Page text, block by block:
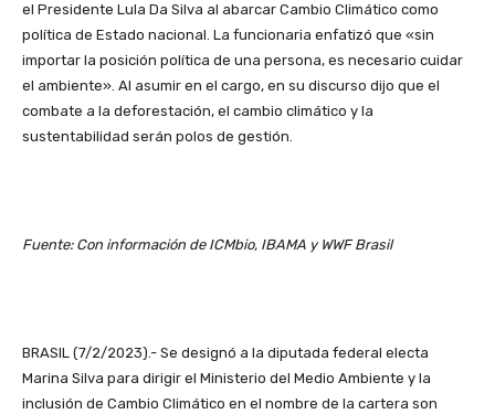
el Presidente Lula Da Silva al abarcar Cambio Climático como
política de Estado nacional. La funcionaria enfatizó que «sin
importar la posición política de una persona, es necesario cuidar
el ambiente». Al asumir en el cargo, en su discurso dijo que el
combate a la deforestación, el cambio climático y la
sustentabilidad serán polos de gestión.
Fuente: Con información de ICMbio, IBAMA y WWF Brasil
BRASIL (7/2/2023).- Se designó a la diputada federal electa
Marina Silva para dirigir el Ministerio del Medio Ambiente y la
inclusión de Cambio Climático en el nombre de la cartera son